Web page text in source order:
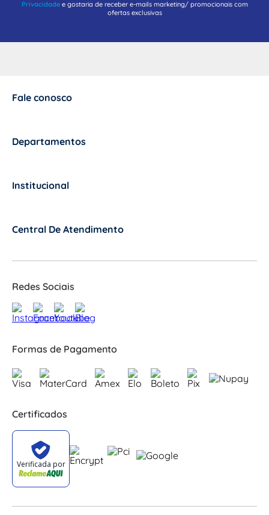
Privacidadee gostaria de receber e-mails marketing/ promocionais com
ofertas exclusivas
Fale conosco
Departamentos
Institucional
Central De Atendimento
Redes Sociais
Formas de Pagamento
Certificados